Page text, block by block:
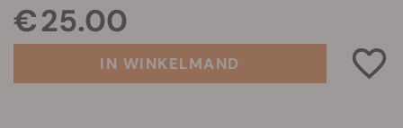
€ 25.00
IN WINKELMAND